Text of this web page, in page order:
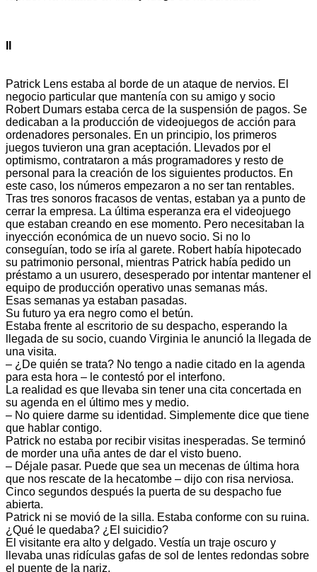
Patrick Lens estaba al borde de un ataque de nervios. El
negocio particular que mantenía con su amigo y socio
Robert Dumars estaba cerca de la suspensión de pagos. Se
dedicaban a la producción de videojuegos de acción para
ordenadores personales. En un principio, los primeros
juegos tuvieron una gran aceptación. Llevados por el
optimismo, contrataron a más programadores y resto de
personal para la creación de los siguientes productos. En
este caso, los números empezaron a no ser tan rentables.
Tras tres sonoros fracasos de ventas, estaban ya a punto de
cerrar la empresa. La última esperanza era el videojuego
que estaban creando en ese momento. Pero necesitaban la
inyección económica de un nuevo socio. Si no lo
conseguían, todo se iría al garete. Robert había hipotecado
su patrimonio personal, mientras Patrick había pedido un
préstamo a un usurero, desesperado por intentar mantener el
equipo de producción operativo unas semanas más.
Esas semanas ya estaban pasadas.
Su futuro ya era negro como el betún.
Estaba frente al escritorio de su despacho, esperando la
llegada de su socio, cuando Virginia le anunció la llegada de
una visita.
– ¿De quién se trata? No tengo a nadie citado en la agenda
para esta hora – le contestó por el interfono.
La realidad es que llevaba sin tener una cita concertada en
su agenda en el último mes y medio.
– No quiere darme su identidad. Simplemente dice que tiene
que hablar contigo.
Patrick no estaba por recibir visitas inesperadas. Se terminó
de morder una uña antes de dar el visto bueno.
– Déjale pasar. Puede que sea un mecenas de última hora
que nos rescate de la hecatombe – dijo con risa nerviosa.
Cinco segundos después la puerta de su despacho fue
abierta.
Patrick ni se movió de la silla. Estaba conforme con su ruina.
¿Qué le quedaba? ¿El suicidio?
El visitante era alto y delgado. Vestía un traje oscuro y
llevaba unas ridículas gafas de sol de lentes redondas sobre
el puente de la nariz.